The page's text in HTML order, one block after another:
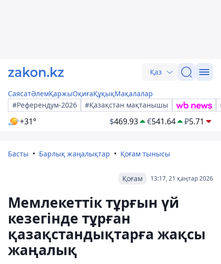
Қаз
СаясатӘлемҚаржыОқиғаҚұқықМақалалар
#Референдум-2026
#Қазақстан мақтанышы
+31° $469.93 €541.64 ₽5.71
Басты Барлық жаңалықтар Қоғам тынысы
13:17, 21 қаңтар 2026
Қоғам
Мемлекеттік тұрғын үй
кезегінде тұрған
қазақстандықтарға жақсы
жаңалық